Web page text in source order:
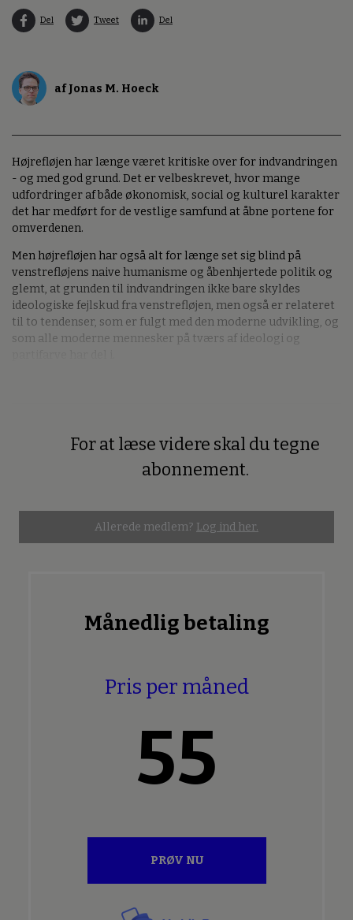
Del Tweet Del
af Jonas M. Hoeck
Højrefløjen har længe været kritiske over for indvandringen
- og med god grund. Det er velbeskrevet, hvor mange
udfordringer af både økonomisk, social og kulturel karakter
det har medført for de vestlige samfund at åbne portene for
omverdenen.
Men højrefløjen har også alt for længe set sig blind på
venstrefløjens naive humanisme og åbenhjertede politik og
glemt, at grunden til indvandringen ikke bare skyldes
ideologiske fejlskud fra venstrefløjen, men også er relateret
til to tendenser, som er fulgt med den moderne udvikling, og
som alle moderne mennesker på tværs af ideologi og
For at læse videre skal du tegne
abonnement.
Allerede medlem? Log ind her.
Månedlig betaling
Pris per måned
55
PRØV NU